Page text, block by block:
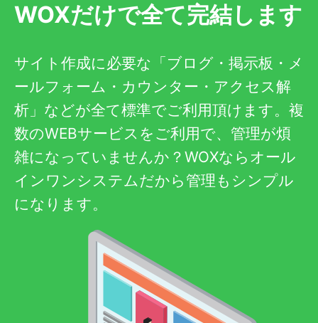
WOXだけで全て完結します
サイト作成に必要な「ブログ・掲示板・メ
ールフォーム・カウンター・アクセス解
析」などが全て標準でご利用頂けます。複
数のWEBサービスをご利用で、管理が煩
雑になっていませんか？WOXならオール
インワンシステムだから管理もシンプル
になります。